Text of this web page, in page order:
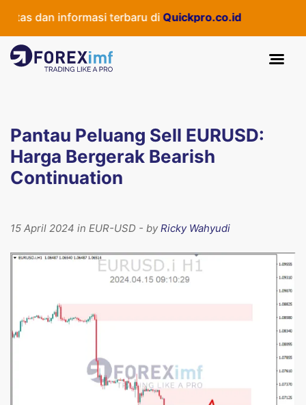
dan informasi terbaru di Quickpro.co.id
Pantau Peluang Sell EURUSD:
Harga Bergerak Bearish
Continuation
15 April 2024 in EUR-USD - byRicky Wahyudi